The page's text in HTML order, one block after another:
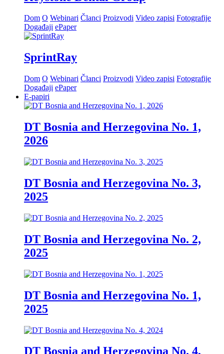
Dom O Webinari Članci Proizvodi Video zapisi Fotografije
Događaji ePaper
SprintRay
Dom O Webinari Članci Proizvodi Video zapisi Fotografije
Događaji ePaper
E-papiri
DT Bosnia and Herzegovina No. 1,
2026
DT Bosnia and Herzegovina No. 3,
2025
DT Bosnia and Herzegovina No. 2,
2025
DT Bosnia and Herzegovina No. 1,
2025
DT Bosnia and Herzegovina No. 4,